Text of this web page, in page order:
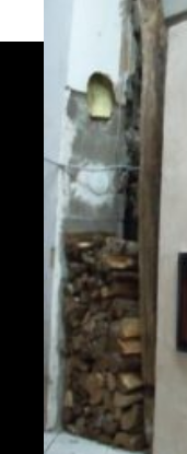
Poele
brique
Mantry
Poêle
Poêle